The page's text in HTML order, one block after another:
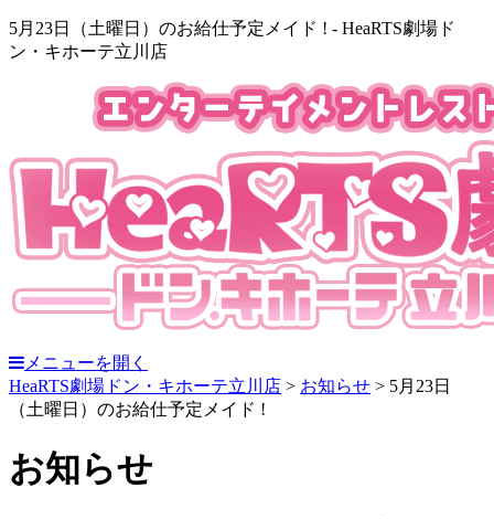
5月23日（土曜日）のお給仕予定メイド ! - HeaRTS劇場ド
ン・キホーテ立川店
メニューを開く
HeaRTS劇場ドン・キホーテ立川店 > お知らせ > 5月23日
（土曜日）のお給仕予定メイド !
お知らせ